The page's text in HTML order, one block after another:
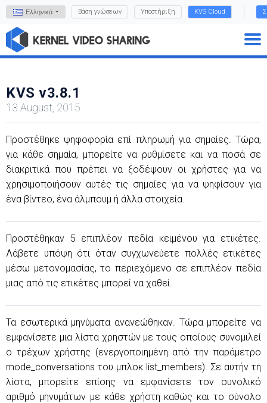
Ελληνικά Βάση γνώσεων Υποστήριξη KVS Cloud
KVS v3.8.1
13 August, 2015
Προστέθηκε ψηφοφορία επί πληρωμή για σημαίες. Τώρα,
για κάθε σημαία, μπορείτε να ρυθμίσετε και να ποσά σε
διακριτικά που πρέπει να ξοδέψουν οι χρήστες για να
χρησιμοποιήσουν αυτές τις σημαίες για να ψηφίσουν για
ένα βίντεο, ένα άλμπουμ ή άλλα στοιχεία.
Προστέθηκαν 5 επιπλέον πεδία κειμένου για ετικέτες.
Λάβετε υπόψη ότι όταν συγχωνεύετε πολλές ετικέτες
μέσω μετονομασίας, το περιεχόμενο σε επιπλέον πεδία
μιας από τις ετικέτες μπορεί να χαθεί.
Τα εσωτερικά μηνύματα ανανεώθηκαν. Τώρα μπορείτε να
εμφανίσετε μια λίστα χρηστών με τους οποίους συνομιλεί
ο τρέχων χρήστης (ενεργοποιημένη από την παράμετρο
mode_conversations του μπλοκ list_members). Σε αυτήν τη
λίστα, μπορείτε επίσης να εμφανίσετε τον συνολικό
αριθμό μηνυμάτων με κάθε χρήστη καθώς και το σύνολο